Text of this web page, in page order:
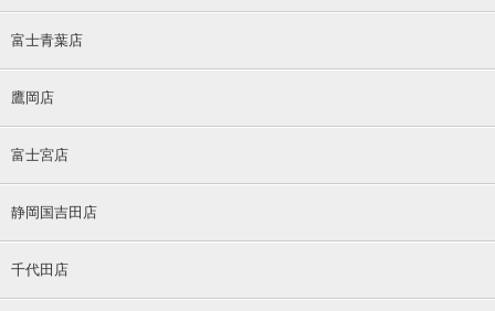
富士青葉店
鷹岡店
富士宮店
静岡国吉田店
千代田店